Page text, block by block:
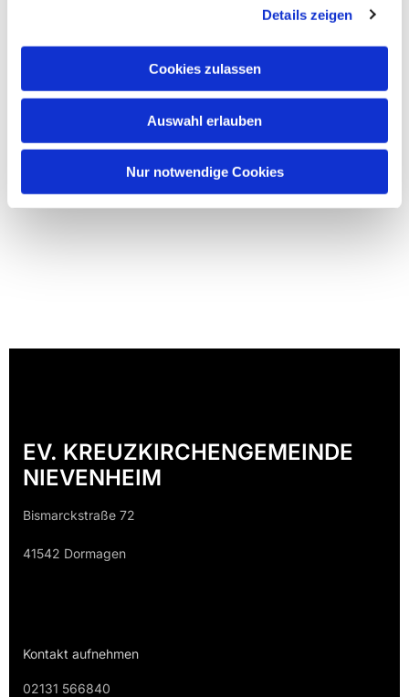
Details zeigen
Cookies zulassen
Auswahl erlauben
Nur notwendige Cookies
EV. KREUZKIRCHENGEMEINDE
NIEVENHEIM
Bismarckstraße 72
41542 Dormagen
Kontakt aufnehmen
02131 566840